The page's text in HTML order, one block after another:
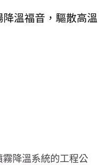
溫福音，驅散高溫
降溫系統的工程公